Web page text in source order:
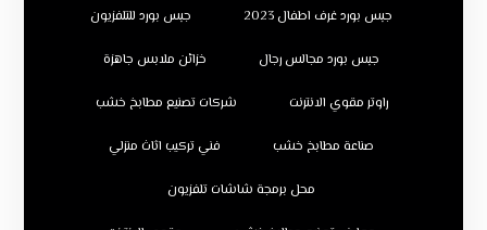
جبس بورد غرف اطفال 2023 جبس بورد للتلفزيون
جبس بورد مجالس رجال خزائن ملابس جاهزة
راوتر مقوي الانترنت شركات تصنيع مطابخ خشب
صناعة مطابخ خشب فني تركيب اثاث منزلي
محل برمجة شاشات تلفزيون